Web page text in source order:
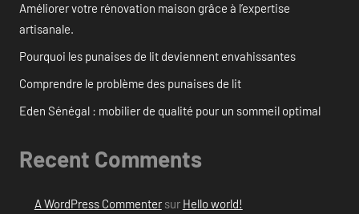
Améliorer votre rénovation maison grâce à l’expertise
artisanale.
Pourquoi les punaises de lit deviennent envahissantes
Comprendre le problème des punaises de lit
Eden Sénégal : mobilier de qualité pour un sommeil optimal
Recent Comments
A WordPress Commentersur Hello world!